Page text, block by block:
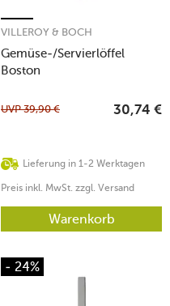
Gemüse-/Servierlöffel
Boston
VILLEROY & BOCH
Lieferung in 1-2 Werktagen
UVP39,90 € 30,74 €
Preis inkl. MwSt. zzgl. Versand
Warenkorb
- 24%